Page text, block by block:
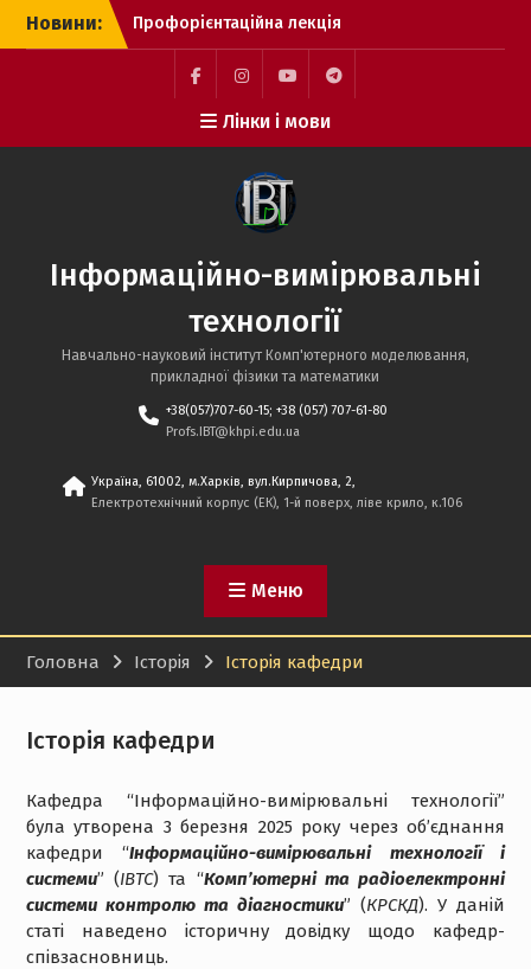
Перейти
Новини:
Профорієнтаційна лекція
у приватній школі
“Авторська школа
Бойка”
Доцентка кафедри взяла
участь у тематичному
саміті RIFF Research
Infrastructures for the
Future of Ukraine
прийняли участь у
профорієнтаційному
заході у Решетилівському
FacebookInstagramYouTubeTelegram
Лінки і мови
Інформаційно-вимірювальні
технології
Навчально-науковий інститут Комп'ютерного моделювання,
прикладної фізики та математики
+38(057)707-60-15; +38 (057) 707-61-80
Profs.IBT@khpi.edu.ua
Україна, 61002, м.Харків, вул.Кирпичова, 2,
Електротехнічний корпус (ЕК), 1-й поверх, ліве крило, к.106
Меню
Головна Історія Історія кафедри
Історія кафедри
Кафедра “Інформаційно-вимірювальні технології”
була утворена 3 березня 2025 року через об’єднання
кафедри “Інформаційно-вимірювальні технології і
системи” (ІВТС) та “Комп’ютерні та радіоелектронні
системи контролю та діагностики” (КРСКД). У даній
статі наведено історичну довідку щодо кафедр-
співзасновниць.